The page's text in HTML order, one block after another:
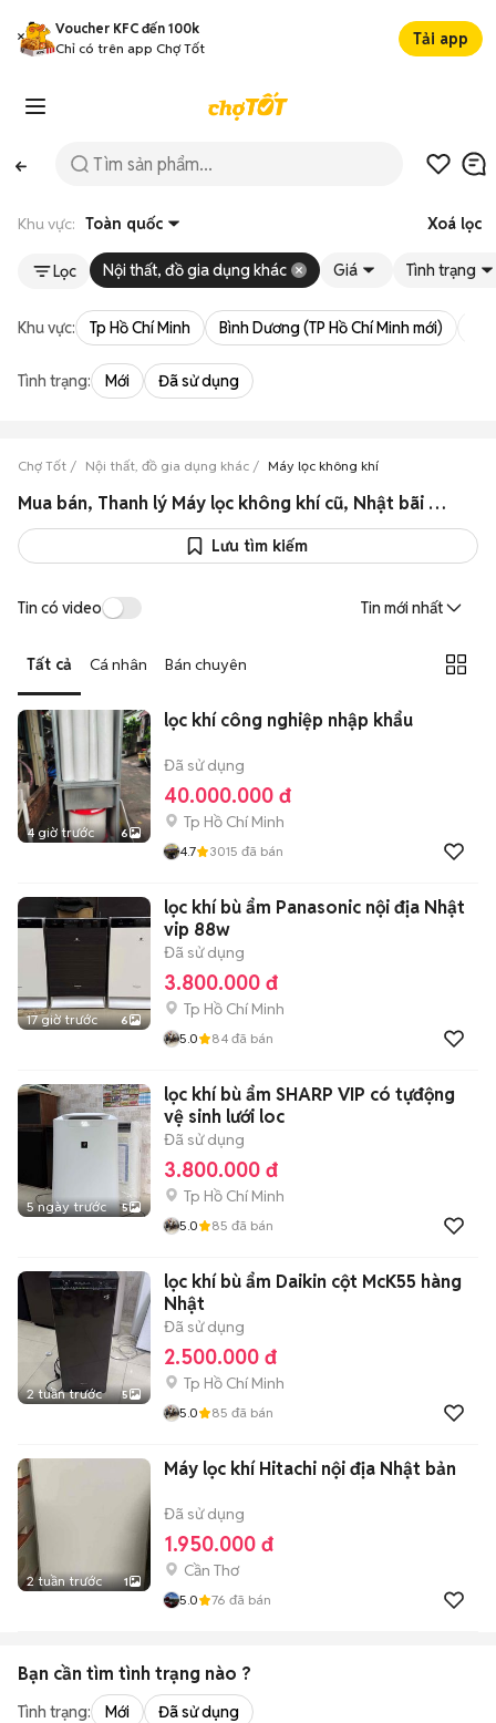
Voucher KFC đến 100k
Chỉ có trên app Chợ Tốt
Tải app
Khu vực: Toàn quốc Xoá lọc
Lọc Nội thất, đồ gia dụng khác Giá Tình trạng
Khu vực: Tp Hồ Chí Minh Bình Dương (TP Hồ Chí Minh mới)
Tình trạng: Mới Đã sử dụng
Chợ Tốt Nội thất, đồ gia dụng khác Máy lọc không khí
Mua bán, Thanh lý Máy lọc không khí cũ, Nhật bãi giá cực sốc
Lưu tìm kiếm
Tin có video Tin mới nhất
Tất cả Cá nhân Bán chuyên
4 giờ trước 6
lọc khí công nghiệp nhập khẩu
Đã sử dụng
40.000.000 đ
Tp Hồ Chí Minh
4.7 3015 đã bán
17 giờ trước 6
lọc khí bù ẩm Panasonic nội địa Nhật
vip 88w
Đã sử dụng
3.800.000 đ
Tp Hồ Chí Minh
5.0 84 đã bán
5 ngày trước 5
lọc khí bù ẩm SHARP VIP có tựđộng
vệ sinh lưới loc
Đã sử dụng
3.800.000 đ
Tp Hồ Chí Minh
5.0 85 đã bán
2 tuần trước 5
lọc khí bù ẩm Daikin cột McK55 hàng
Nhật
Đã sử dụng
2.500.000 đ
Tp Hồ Chí Minh
5.0 85 đã bán
2 tuần trước 1
Máy lọc khí Hitachi nội địa Nhật bản
Đã sử dụng
1.950.000 đ
Cần Thơ
5.0 76 đã bán
Bạn cần tìm tình trạng nào ?
Tình trạng: Mới Đã sử dụng